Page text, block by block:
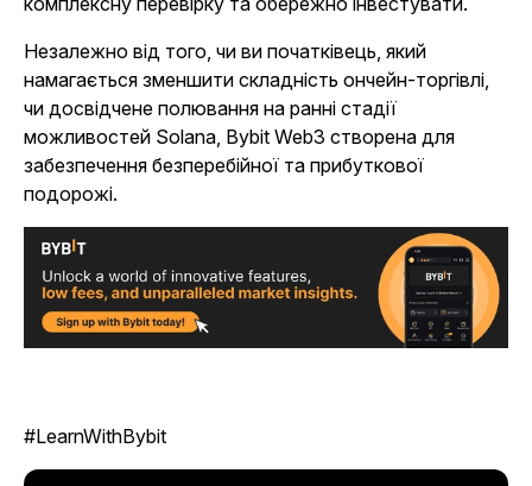
Незалежно від того, чи ви початківець, який
намагається зменшити складність ончейн-торгівлі,
чи досвідчене полювання на ранні стадії
можливостей Solana, Bybit Web3 створена для
забезпечення безперебійної та прибуткової
подорожі.
#LearnWithBybit